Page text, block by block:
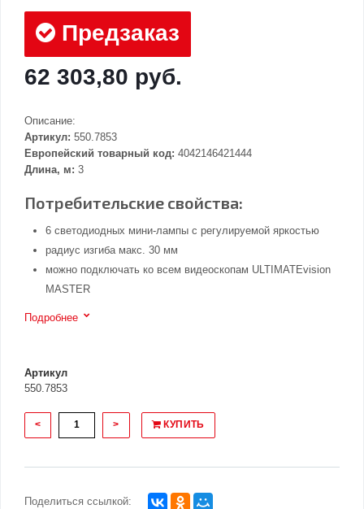
Предзаказ
62 303,80 руб.
Описание:
Артикул: 550.7853
Европейский товарный код: 4042146421444
Длина, м: 3
Потребительские свойства:
6 светодиодных мини-лампы с регулируемой яркостью
радиус изгиба макс. 30 мм
можно подключать ко всем видеоскопам ULTIMATEvision
MASTER
Подробнее
Артикул
550.7853
< > КУПИТЬ
Поделиться ссылкой: